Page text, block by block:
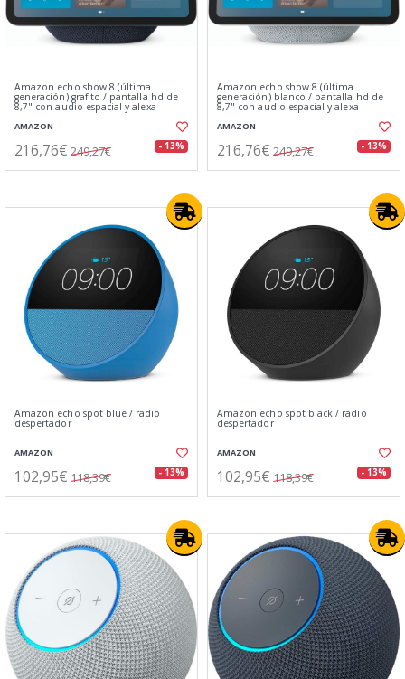
Amazon echo show 8 (última
generación) grafito / pantalla hd de
8,7" con audio espacial y alexa
AMAZON
216,76€ 249,27€ - 13%
Amazon echo show 8 (última
generación) blanco / pantalla hd de
8,7" con audio espacial y alexa
AMAZON
216,76€ 249,27€ - 13%
Amazon echo spot blue / radio
despertador
AMAZON
102,95€ 118,39€ - 13%
Amazon echo spot black / radio
despertador
AMAZON
102,95€ 118,39€ - 13%